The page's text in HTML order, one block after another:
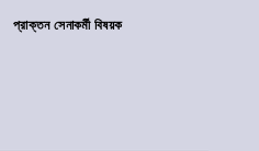
প্রাক্তন সেনাকর্মী বিষয়ক